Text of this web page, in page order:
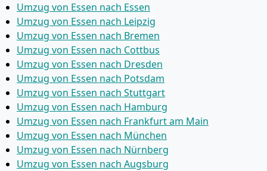
Umzug von Essen nach Essen
Umzug von Essen nach Leipzig
Umzug von Essen nach Bremen
Umzug von Essen nach Cottbus
Umzug von Essen nach Dresden
Umzug von Essen nach Potsdam
Umzug von Essen nach Stuttgart
Umzug von Essen nach Hamburg
Umzug von Essen nach Frankfurt am Main
Umzug von Essen nach München
Umzug von Essen nach Nürnberg
Umzug von Essen nach Augsburg